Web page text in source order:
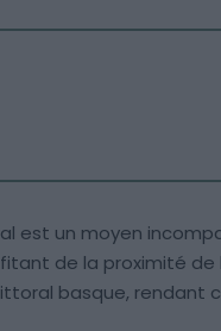
est un moyen
de la proximité de
basque, rendant